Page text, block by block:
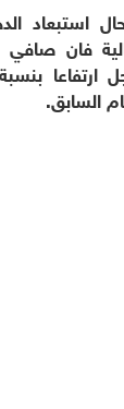
استبعاد
فان
السابق.